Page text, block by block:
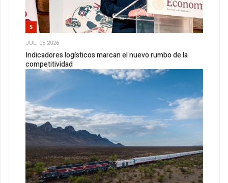
5
JUL, 08 2026
Indicadores logísticos marcan el nuevo rumbo de la
competitividad